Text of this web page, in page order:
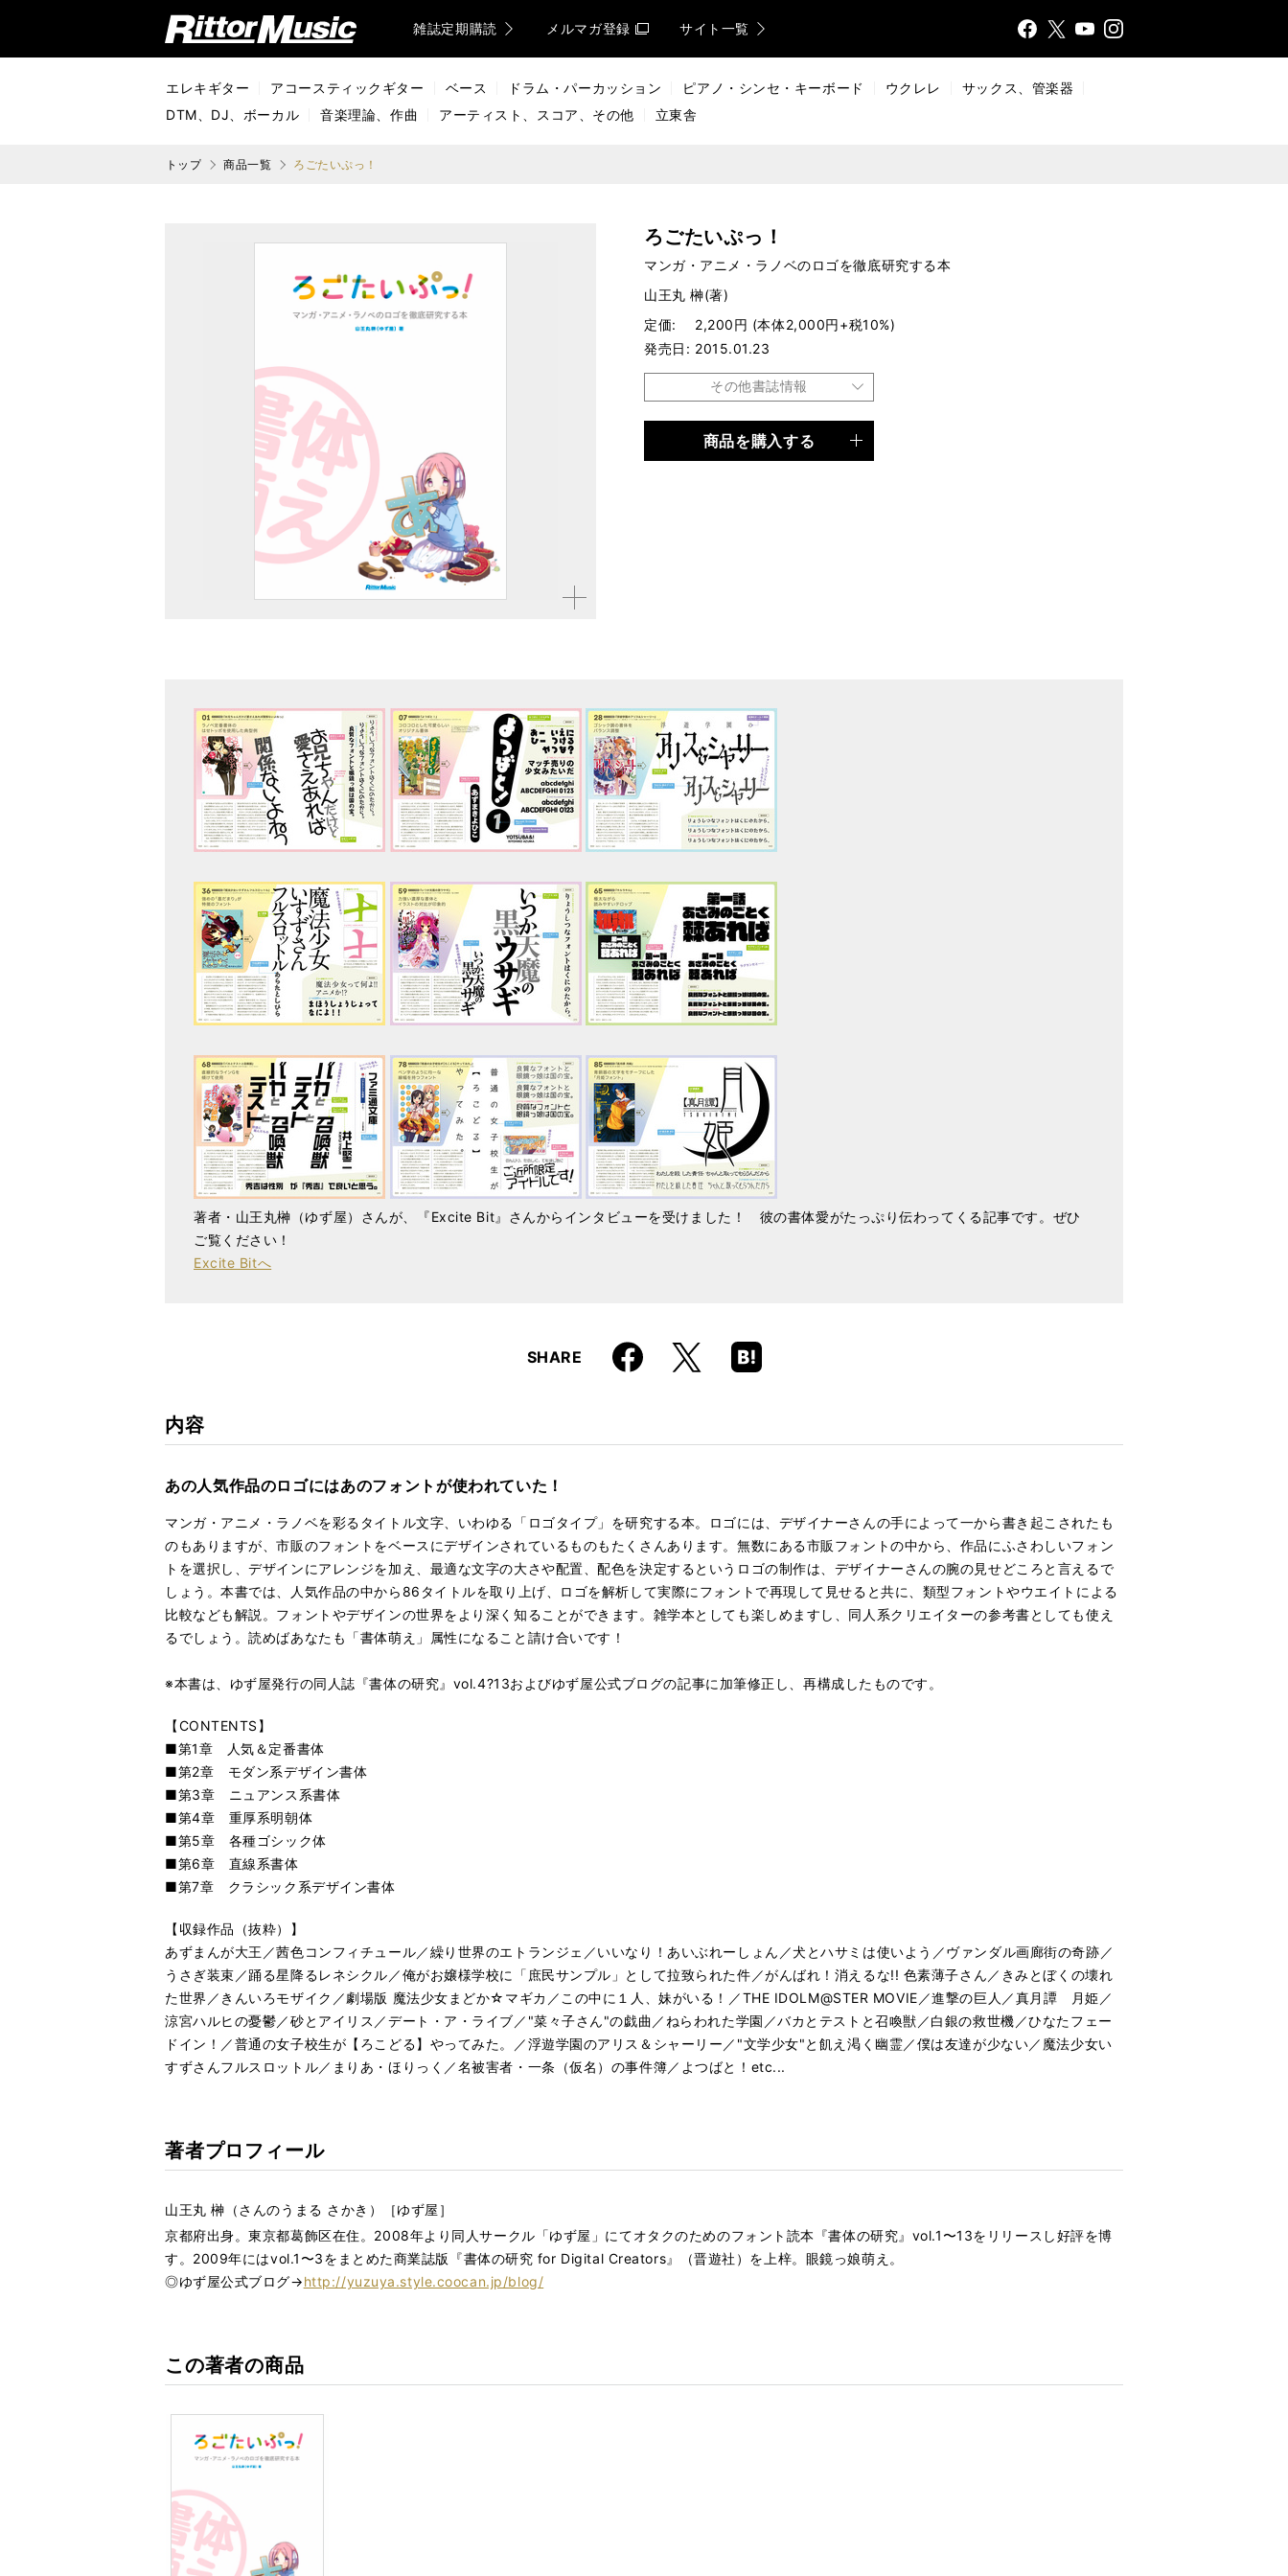
リットーミュージック (Rittor Music) 雑誌定期購読 メルマガ登録 サイト一覧
FaceX
YouTInsta
エレキギター アコースティックギター ベース ドラム・パーカッション ピアノ・シンセ・キーボード ウクレレ
サックス、管楽器
DTM、DJ、ボーカル
音楽理論、作曲 アーティスト、スコア、その他 立東舎
トップ 商品一覧 ろごたいぷっ！
拡大す
ろごたいぷっ！
マンガ・アニメ・ラノベのロゴを徹底研究する本
山王丸 榊(著)
定価
2,200円 (本体2,000円+税10%)
発売日
2015.01.23
その他書誌情報
書籍
商品を購入する
著者・山王丸榊（ゆず屋）さんが、『Excite Bit』さんからインタビューを受けました！ 彼の書体愛がたっぷり伝わってくる記事です。ぜひ
ご覧ください！
Excite Bitへ
SHARE Faceboo
k
X
Hatena
Boo
内容
あの人気作品のロゴにはあのフォントが使われていた！
マンガ・アニメ・ラノベを彩るタイトル文字、いわゆる「ロゴタイプ」を研究する本。ロゴには、デザイナーさんの手によって一から書き起こされたも
のもありますが、市販のフォントをベースにデザインされているものもたくさんあります。無数にある市販フォントの中から、作品にふさわしいフォン
トを選択し、デザインにアレンジを加え、最適な文字の大さや配置、配色を決定するというロゴの制作は、デザイナーさんの腕の見せどころと言えるで
しょう。本書では、人気作品の中から86タイトルを取り上げ、ロゴを解析して実際にフォントで再現して見せると共に、類型フォントやウエイトによる
比較なども解説。フォントやデザインの世界をより深く知ることができます。雑学本としても楽しめますし、同人系クリエイターの参考書としても使え
るでしょう。読めばあなたも「書体萌え」属性になること請け合いです！
※本書は、ゆず屋発行の同人誌『書体の研究』vol.4?13およびゆず屋公式ブログの記事に加筆修正し、再構成したものです。
【CONTENTS】
■第1章 人気＆定番書体
■第2章 モダン系デザイン書体
■第3章 ニュアンス系書体
■第4章 重厚系明朝体
■第5章 各種ゴシック体
■第6章 直線系書体
■第7章 クラシック系デザイン書体
【収録作品（抜粋）】
あずまんが大王／茜色コンフィチュール／繰り世界のエトランジェ／いいなり！あいぶれーしょん／犬とハサミは使いよう／ヴァンダル画廊街の奇跡／
うさぎ装束／踊る星降るレネシクル／俺がお嬢様学校に「庶民サンプル」として拉致られた件／がんばれ！消えるな!! 色素薄子さん／きみとぼくの壊れ
た世界／きんいろモザイク／劇場版 魔法少女まどか☆マギカ／この中に１人、妹がいる！／THE IDOLM@STER MOVIE／進撃の巨人／真月譚 月姫／
涼宮ハルヒの憂鬱／砂とアイリス／デート・ア・ライブ／"菜々子さん"の戯曲／ねらわれた学園／バカとテストと召喚獣／白銀の救世機／ひなたフェー
ドイン！／普通の女子校生が【ろこどる】やってみた。／浮遊学園のアリス＆シャーリー／"文学少女"と飢え渇く幽霊／僕は友達が少ない／魔法少女い
すずさんフルスロットル／まりあ・ほりっく／名被害者・一条（仮名）の事件簿／よつばと！etc...
著者プロフィール
山王丸 榊（さんのうまる さかき）［ゆず屋］
京都府出身。東京都葛飾区在住。2008年より同人サークル「ゆず屋」にてオタクのためのフォント読本『書体の研究』vol.1〜13をリリースし好評を博
す。2009年にはvol.1〜3をまとめた商業誌版『書体の研究 for Digital Creators』（晋遊社）を上梓。眼鏡っ娘萌え。
◎ゆず屋公式ブログ→http://yuzuya.style.coocan.jp/blog/
この著者の商品